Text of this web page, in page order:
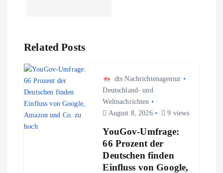
s
n
a
v
Related Posts
dts Nachrichtenagentur
Deutschland- und
Weltnachrichten
August 8, 2026
9 views
YouGov-Umfrage:
66 Prozent der
Deutschen finden
Einfluss von Google,